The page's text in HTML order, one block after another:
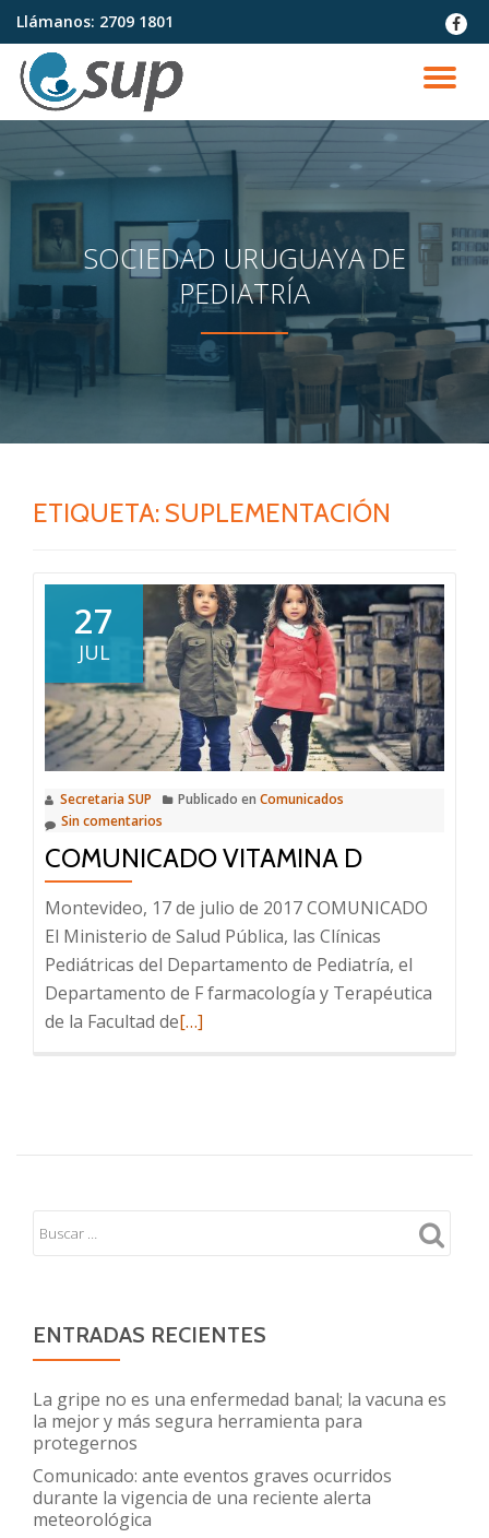
Saltar
contenido
Llámanos: 2709 1801
fa-
SOCIEDAD URUGUAYA DE
PEDIATRÍA
ETIQUETA: SUPLEMENTACIÓN
27
JUL
Secretaria SUP Publicado en Comunicados
Sin comentarios
COMUNICADO VITAMINA D
Montevideo, 17 de julio de 2017 COMUNICADO
El Ministerio de Salud Pública, las Clínicas
Pediátricas del Departamento de Pediatría, el
Departamento de F farmacología y Terapéutica
de la Facultad deLeer
D
[…]
ENTRADAS RECIENTES
La gripe no es una enfermedad banal; la vacuna es
la mejor y más segura herramienta para
protegernos
Comunicado: ante eventos graves ocurridos
durante la vigencia de una reciente alerta
meteorológica